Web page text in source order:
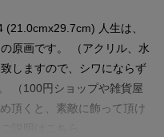
人生は、
原画です。 （アクリル、水
しますので、シワにならず
（100円ショップや雑貨屋
頂くと、素敵に飾って頂け